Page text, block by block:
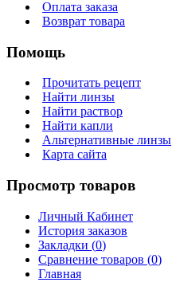
Оплата заказа
Возврат товара
Помощь
Прочитать рецепт
Найти линзы
Найти раствор
Найти капли
Альтернативные линзы
Карта сайта
Просмотр товаров
Личный Кабинет
История заказов
Закладки (0)
Сравнение товаров (0)
Главная